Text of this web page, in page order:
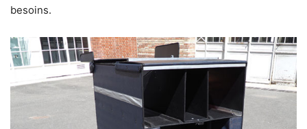
besoins.